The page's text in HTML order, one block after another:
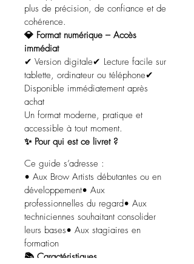
plus de précision, de confiance et de
cohérence.
💎 Format numérique – Accès
immédiat
✔ Version digitale✔ Lecture facile sur
tablette, ordinateur ou téléphone✔
Disponible immédiatement après
achat
Un format moderne, pratique et
accessible à tout moment.
✨ Pour qui est ce livret ?
Ce guide s’adresse :
• Aux Brow Artists débutantes ou en
développement• Aux
professionnelles du regard• Aux
techniciennes souhaitant consolider
leurs bases• Aux stagiaires en
formation
📚 Caractéristiques